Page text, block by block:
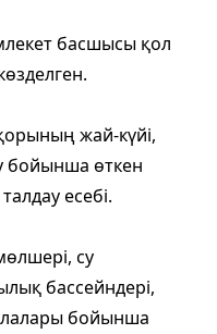
басшысы қол
жай-күйі,
бойынша өткен
есебі.
су
бассейндері,
бойынша